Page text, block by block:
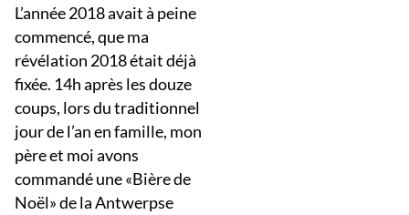
L’année 2018 avait à peine
commencé, que ma
révélation 2018 était déjà
fixée. 14h après les douze
coups, lors du traditionnel
jour de l’an en famille, mon
père et moi avons
commandé une «Bière de
Noël» de la Antwerpse